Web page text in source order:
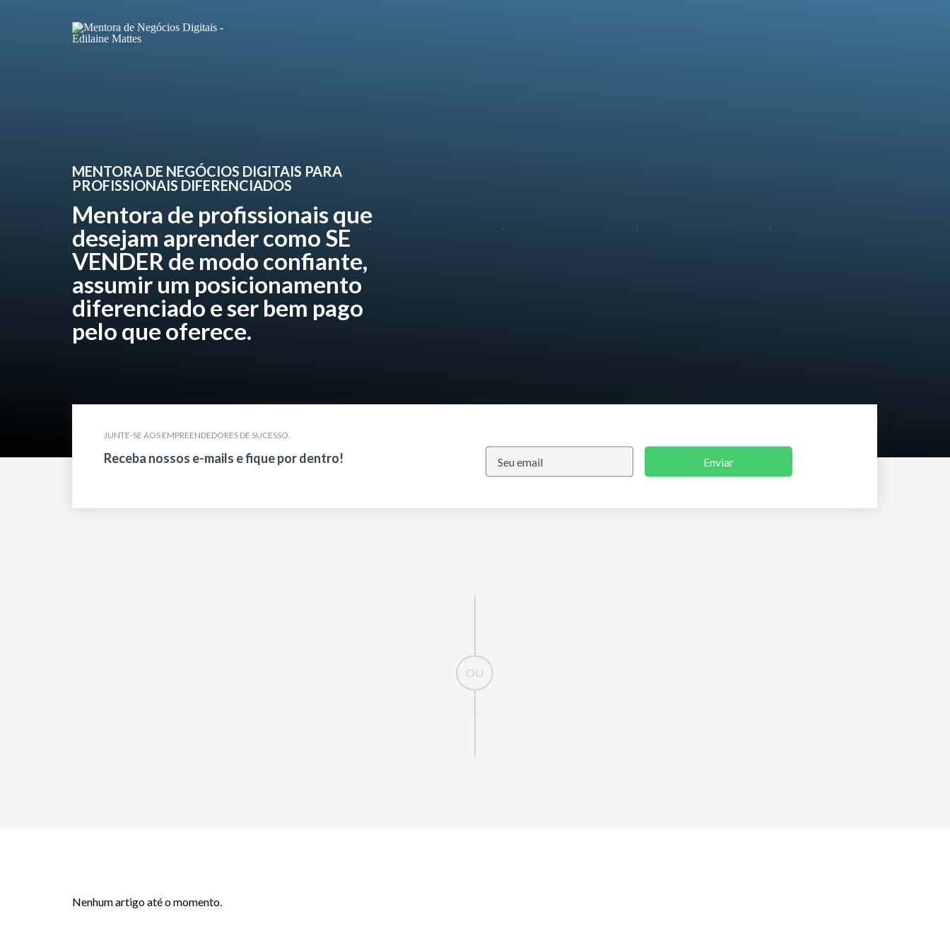
MENTORA DE NEGÓCIOS DIGITAIS PARA
PROFISSIONAIS DIFERENCIADOS
Mentora de profissionais que
desejam aprender como SE
VENDER de modo confiante,
assumir um posicionamento
diferenciado e ser bem pago
pelo que oferece.
JUNTE-SE AOS EMPREENDEDORES DE SUCESSO.
Receba nossos e-mails e fique por dentro! Enviar
Nenhum artigo até o momento.